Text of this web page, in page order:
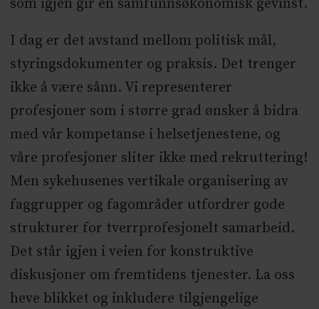
som igjen gir en samfunnsøkonomisk gevinst.
I dag er det avstand mellom politisk mål,
styringsdokumenter og praksis. Det trenger
ikke å være sånn. Vi representerer
profesjoner som i større grad ønsker å bidra
med vår kompetanse i helsetjenestene, og
våre profesjoner sliter ikke med rekruttering!
Men sykehusenes vertikale organisering av
faggrupper og fagområder utfordrer gode
strukturer for tverrprofesjonelt samarbeid.
Det står igjen i veien for konstruktive
diskusjoner om fremtidens tjenester. La oss
heve blikket og inkludere tilgjengelige